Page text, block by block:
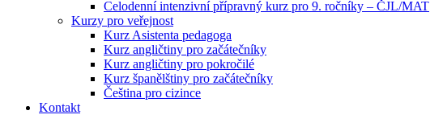
Celodenní intenzivní přípravný kurz pro 9. ročníky – ČJL/MAT
Kurzy pro veřejnost
Kurz Asistenta pedagoga
Kurz angličtiny pro začátečníky
Kurz angličtiny pro pokročilé
Kurz španělštiny pro začátečníky
Čeština pro cizince
Kontakt